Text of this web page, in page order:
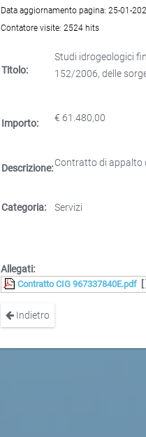
Data aggiornamento pagina:25-01-
Contatore visite:2524 hits
Titolo:
Studi idrogeologici
152/2006, delle
Importo: € 61.480,00
Descrizione:Contratto di
Categoria: Servizi
Allegati:
Contratto CIG 967337840E.pdf [ ]
Indietro